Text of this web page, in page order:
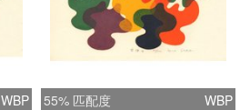
WBP 55% 匹配度 WBP